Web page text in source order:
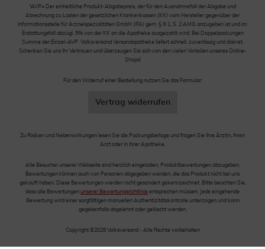
*AVP= Der einheitliche Produkt-Abgabepreis, der für den Ausnahmefall der Abgabe und
Abrechnung zu Lasten der gesetzlichen Krankenkassen (KK) vom Hersteller gegenüber der
Informationsstelle für Arzneispezialitäten GmbH (IFA) gem. § III 1, S. 2 AMG anzugeben ist und im
Erstattungsfall abzügl. 5% von der KK an die Apotheke ausgezahlt wird. Bei Doppelpackungen
Summe der Einzel-AVP. Volksversand Versandapotheke liefert schnell, zuverlässig und diskret.
Schenken Sie uns Ihr Vertrauen und überzeugen Sie sich von den vielen Vorteilen unseres Online-
Shops!
Für den Widerruf einer Bestellung nutzen Sie das Formular:
Vertrag widerrufen
Zu Risiken und Nebenwirkungen lesen Sie die Packungsbeilage und fragen Sie Ihre Ärztin, Ihren
Arzt oder in Ihrer Apotheke.
Alle Besucher unserer Webseite sind herzlich eingeladen, Produktbewertungen abzugeben.
Bewertungen können auch von Personen abgegeben werden, die das Produkt nicht bei uns
gekauft haben. Diese Bewertungen werden nicht gesondert gekennzeichnet. Bitte beachten Sie,
dass alle Bewertungen unserer Bewertungsrichtlinie entsprechen müssen. Jede eingehende
Bewertung wird einer sorgfältigen manuellen Authentizitätskontrolle unterzogen und kann
gegebenfalls abgelehnt oder gelöscht werden.
Copyright ©2026 Volksversand - Alle Rechte vorbehalten